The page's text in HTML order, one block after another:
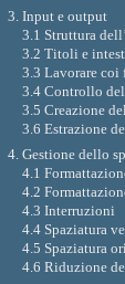
3. Input e output
3.1 Struttura
3.2 Titoli e
3.3 Lavorare
3.4 Controllo
3.5 Creazione
3.6 Estrazione
4. Gestione dello
4.1
4.2
4.3 Interruzioni
4.4 Spaziatura
4.5 Spaziatura
4.6 Riduzione